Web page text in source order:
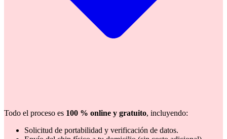
Todo el proceso es 100 % online y gratuito, incluyendo:
Solicitud de portabilidad y verificación de datos.